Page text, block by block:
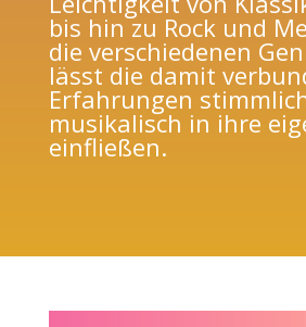
bis hin zu Rock und
die verschiedenen
lässt die damit
Erfahrungen
musikalisch in ihre
einfließen.